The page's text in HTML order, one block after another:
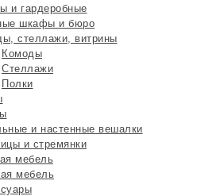
и гардеробные
шкафы и бюро
стеллажи, витрины
Комоды
Стеллажи
Полки
и настенные вешалки
и стремянки
мебель
мебель